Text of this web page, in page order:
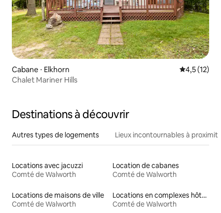
Cabane ⋅ Elkhorn Évaluation
4,5 (12)
Chalet Mariner Hills
Destinations à découvrir
Autres types de logements Lieux incontournables à
Locations avec jacuzzi
Comté de Walworth
Location de cabanes
Comté de Walworth
Locations de maisons de ville
Comté de Walworth
Locations en complexes hôteliers
Comté de Walworth